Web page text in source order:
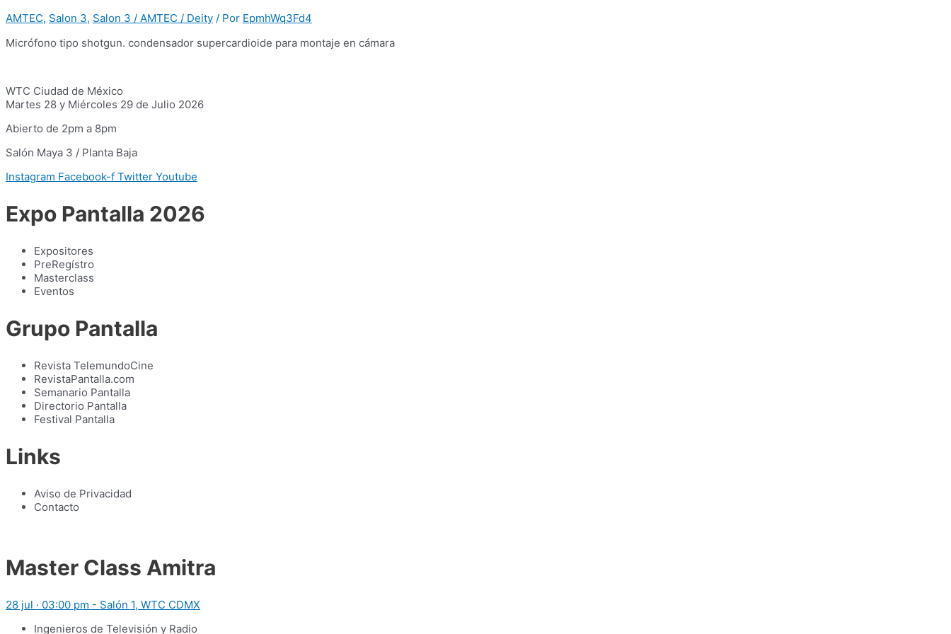
AMTEC, Salon 3, Salon 3 / AMTEC / Deity / Por EpmhWq3Fd4
Micrófono tipo shotgun. condensador supercardioide para montaje en cámara
WTC Ciudad de México
Martes 28 y Miércoles 29 de Julio 2026
Abierto de 2pm a 8pm
Salón Maya 3 / Planta Baja
Instagram Facebook-f Twitter Youtube
Expo Pantalla 2026
Expositores
PreRegístro
Masterclass
Eventos
Grupo Pantalla
Revista TelemundoCine
RevistaPantalla.com
Semanario Pantalla
Directorio Pantalla
Festival Pantalla
Links
Aviso de Privacidad
Contacto
Master Class Amitra
28 jul · 03:00 pm - Salón 1, WTC CDMX
Ingenieros de Televisión y Radio